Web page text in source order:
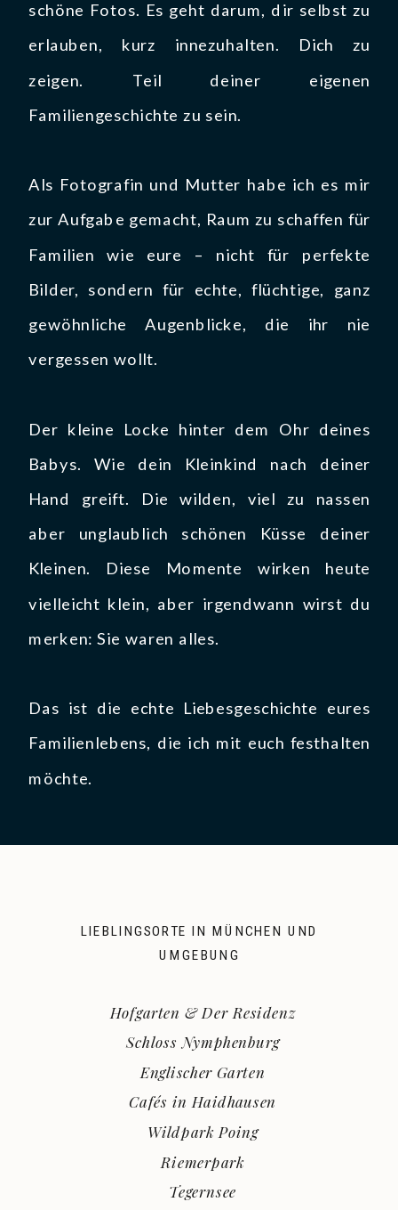
schöne Fotos. Es geht darum, dir selbst zu
erlauben, kurz innezuhalten. Dich zu
zeigen. Teil deiner eigenen
Familiengeschichte zu sein.
Als Fotografin und Mutter habe ich es mir
zur Aufgabe gemacht, Raum zu schaffen für
Familien wie eure – nicht für perfekte
Bilder, sondern für echte, flüchtige, ganz
gewöhnliche Augenblicke, die ihr nie
vergessen wollt.
Der kleine Locke hinter dem Ohr deines
Babys. Wie dein Kleinkind nach deiner
Hand greift. Die wilden, viel zu nassen
aber unglaublich schönen Küsse deiner
Kleinen. Diese Momente wirken heute
vielleicht klein, aber irgendwann wirst du
merken: Sie waren alles.
Das ist die echte Liebesgeschichte eures
Familienlebens, die ich mit euch festhalten
möchte.
Tegernsee
Cafés in Haidhausen
Wildpark Poing
Riemerpark
Hofgarten & Der Residenz
Schloss Nymphenburg
Englischer Garten
LIEBLINGSORTE IN MÜNCHEN UND
UMGEBUNG